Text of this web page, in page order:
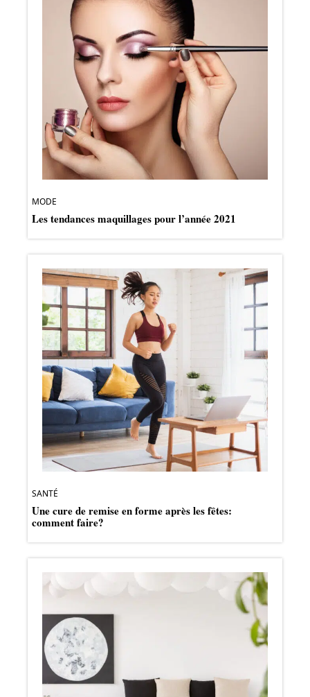
MODE
Les tendances maquillages pour l’année 2021
SANTÉ
Une cure de remise en forme après les fêtes:
comment faire?